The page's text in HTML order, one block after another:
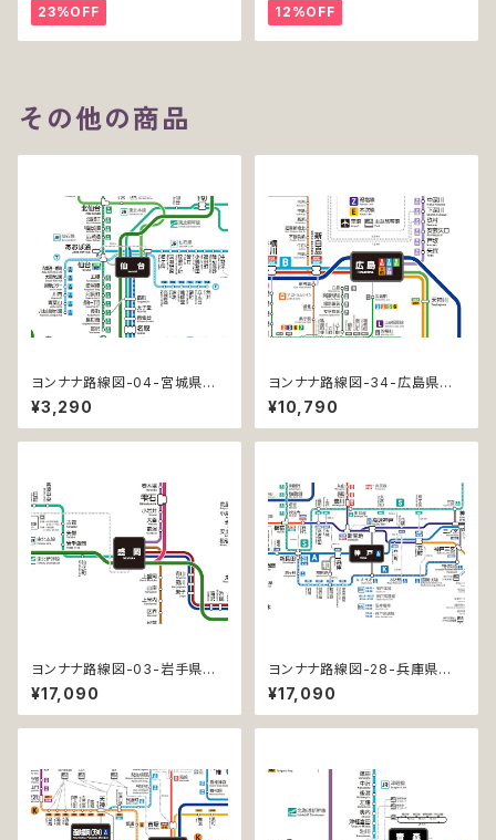
23%OFF 12%OFF
その他の商品
ヨンナナ路線図-04-宮城県の
鉄道 (Miyagi / デジタル / LT-
NC)
¥3,290
ヨンナナ路線図-34-広島県の
鉄道 (Hiroshima / デジタル /
PRO)
¥10,790
ヨンナナ路線図-03-岩手県の
鉄道 (Iwate / デジタル / PRO-
NC)
¥17,090
ヨンナナ路線図-28-兵庫県の
鉄道 (Hyogo / デジタル / PR
O-NC)
¥17,090